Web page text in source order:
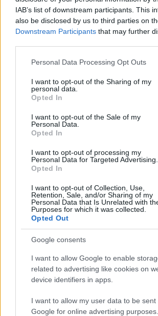
IAB’s list of downstream participants. This
also be disclosed by us to third parties on
Downstream Participants that may further
Please note that this website/app uses one
not limited to your visit or usage behaviour.
grant or deny consent to Google and its
use your data for below specified purposes
consent section.
Personal Data Processing Opt Outs
I want to opt-out of the Sharing of my
personal data.
Opted In
I want to opt-out of the Sale of my
Personal Data.
Opted In
I want to opt-out of processing my
Personal Data for Targeted Advertising.
Opted In
I want to opt-out of Collection, Use,
Retention, Sale, and/or Sharing of my
Personal Data that Is Unrelated with
Purposes for which it was collected.
Opted Out
Google consents
I want to allow Google to enable
related to advertising like cookies on
device identifiers in apps.
I want to allow my user data to be sent
Google for online advertising purposes.
Sajtó: Az Aston Martintól érkezik
16 órája
Óriási bevétel-visszaesést